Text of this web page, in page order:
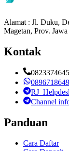
Alamat : Jl. Duku,
Magetan, Prov.
Kontak
Channel
Panduan
Cara Daftar